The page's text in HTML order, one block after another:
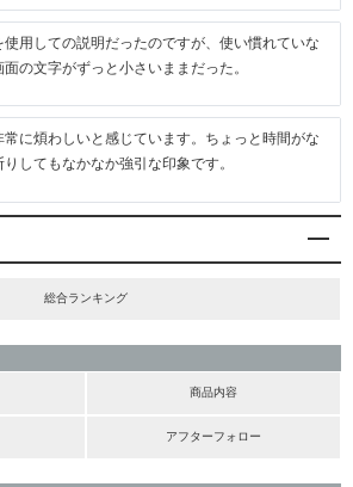
使用しての説明だったのですが、使い慣れていな
の文字がずっと小さいままだった。
常に煩わしいと感じています。ちょっと時間がな
してもなかなか強引な印象です。
総合ランキング
商品内容
アフターフォロー